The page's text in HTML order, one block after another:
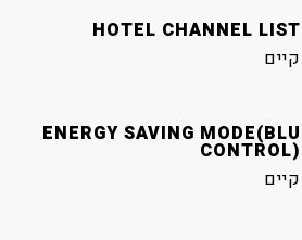
HOTEL CHANNEL LIST
קיים
ENERGY SAVING MODE(BLU
CONTROL)
קיים